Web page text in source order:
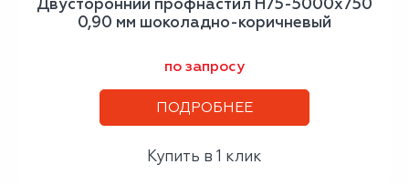
Двусторонний профнастил Н75-5000х750
0,90 мм шоколадно-коричневый
по запросу
ПОДРОБНЕЕ
Купить в 1 клик